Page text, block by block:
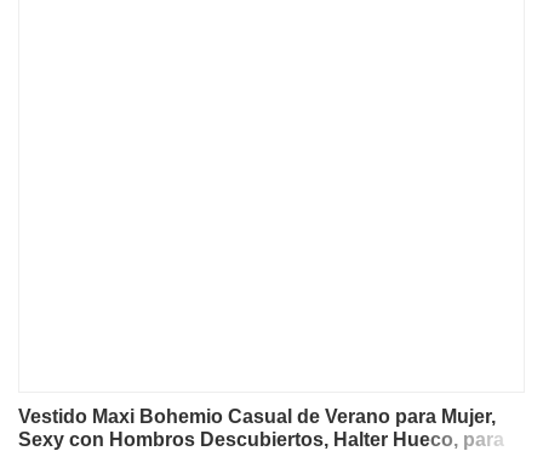
Vestido Maxi Bohemio Casual de Verano para Mujer,
Sexy con Hombros Descubiertos, Halter Hueco, para